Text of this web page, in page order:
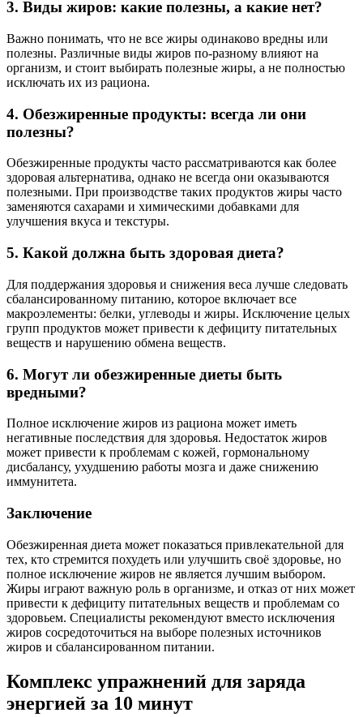
3. Виды жиров: какие полезны, а какие нет?
Важно понимать, что не все жиры одинаково вредны или
полезны. Различные виды жиров по-разному влияют на
организм, и стоит выбирать полезные жиры, а не полностью
исключать их из рациона.
4. Обезжиренные продукты: всегда ли они
полезны?
Обезжиренные продукты часто рассматриваются как более
здоровая альтернатива, однако не всегда они оказываются
полезными. При производстве таких продуктов жиры часто
заменяются сахарами и химическими добавками для
улучшения вкуса и текстуры.
5. Какой должна быть здоровая диета?
Для поддержания здоровья и снижения веса лучше следовать
сбалансированному питанию, которое включает все
макроэлементы: белки, углеводы и жиры. Исключение целых
групп продуктов может привести к дефициту питательных
веществ и нарушению обмена веществ.
6. Могут ли обезжиренные диеты быть
вредными?
Полное исключение жиров из рациона может иметь
негативные последствия для здоровья. Недостаток жиров
может привести к проблемам с кожей, гормональному
дисбалансу, ухудшению работы мозга и даже снижению
иммунитета.
Заключение
Обезжиренная диета может показаться привлекательной для
тех, кто стремится похудеть или улучшить своё здоровье, но
полное исключение жиров не является лучшим выбором.
Жиры играют важную роль в организме, и отказ от них может
привести к дефициту питательных веществ и проблемам со
здоровьем. Специалисты рекомендуют вместо исключения
жиров сосредоточиться на выборе полезных источников
жиров и сбалансированном питании.
Комплекс упражнений для заряда
энергией за 10 минут